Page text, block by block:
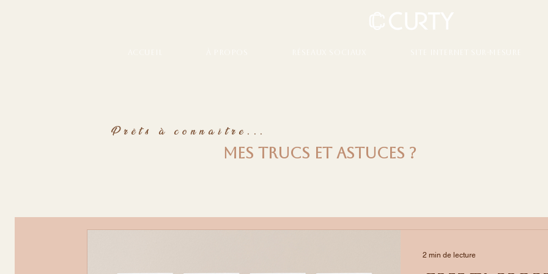
Prêts à connaître...
Mes trucs et astuces ?
2 min de lecture